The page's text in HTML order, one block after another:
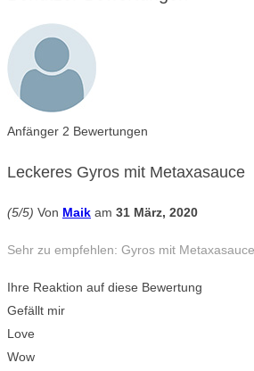
Anfänger 2 Bewertungen
Leckeres Gyros mit Metaxasauce
(5/5) Von Maik am 31 März, 2020
Sehr zu empfehlen: Gyros mit Metaxasauce
Ihre Reaktion auf diese Bewertung
Gefällt mir
Love
Wow